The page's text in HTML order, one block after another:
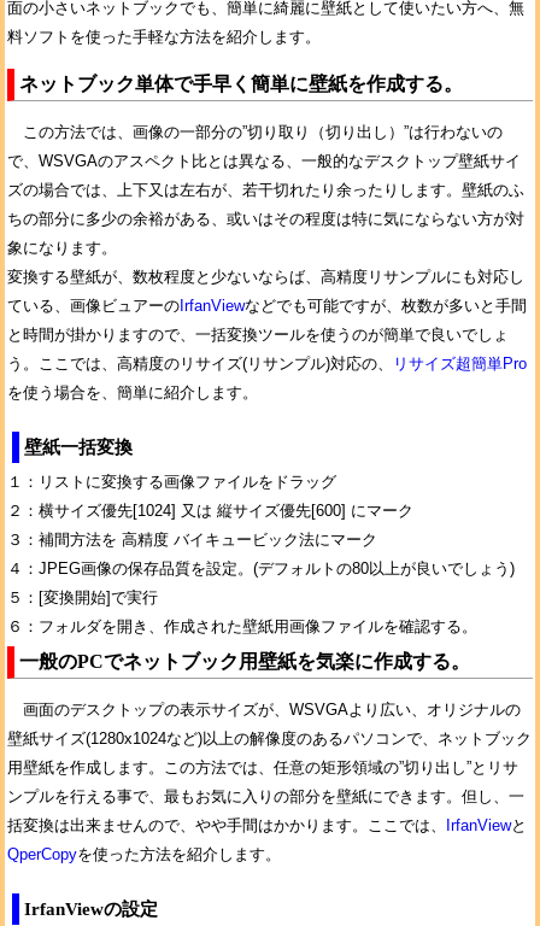
面の小さいネットブックでも、簡単に綺麗に壁紙として使いたい方へ、無
料ソフトを使った手軽な方法を紹介します。
ネットブック単体で手早く簡単に壁紙を作成する。
この方法では、画像の一部分の”切り取り（切り出し）”は行わないの
で、WSVGAのアスペクト比とは異なる、一般的なデスクトップ壁紙サイ
ズの場合では、上下又は左右が、若干切れたり余ったりします。壁紙のふ
ちの部分に多少の余裕がある、或いはその程度は特に気にならない方が対
象になります。
変換する壁紙が、数枚程度と少ないならば、高精度リサンプルにも対応し
ている、画像ビュアーのIrfanViewなどでも可能ですが、枚数が多いと手間
と時間が掛かりますので、一括変換ツールを使うのが簡単で良いでしょ
う。ここでは、高精度のリサイズ(リサンプル)対応の、
リサイズ超簡単Pro
を使う場合を、簡単に紹介します。
壁紙一括変換
１：リストに変換する画像ファイルをドラッグ
２：横サイズ優先[1024] 又は 縦サイズ優先[600] にマーク
３：補間方法を 高精度 バイキュービック法にマーク
４：JPEG画像の保存品質を設定。(デフォルトの80以上が良いでしょう)
５：[変換開始]で実行
６：フォルダを開き、作成された壁紙用画像ファイルを確認する。
一般のPCでネットブック用壁紙を気楽に作成する。
画面のデスクトップの表示サイズが、WSVGAより広い、オリジナルの
壁紙サイズ(1280x1024など)以上の解像度のあるパソコンで、ネットブック
用壁紙を作成します。この方法では、任意の矩形領域の”切り出し”とリサ
ンプルを行える事で、最もお気に入りの部分を壁紙にできます。但し、一
括変換は出来ませんので、やや手間はかかります。ここでは、 IrfanViewと
QperCopyを使った方法を紹介します。
IrfanViewの設定